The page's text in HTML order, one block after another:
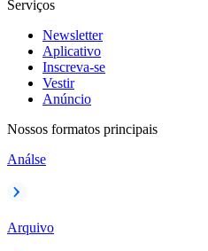
Serviços
Newsletter
Aplicativo
Inscreva-se
Vestir
Anúncio
Nossos formatos principais
Análse
Arquivo